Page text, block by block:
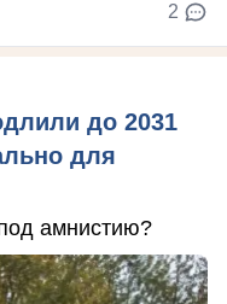
2
до 2031
для
амнистию?